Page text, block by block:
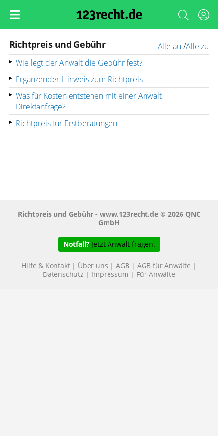
Richtpreis und Gebühr Alle auf/Alle zu
Wie legt der Anwalt die Gebühr fest?
Ergänzender Hinweis zum Richtpreis
Was für Kosten entstehen mit einer Anwalt
Direktanfrage?
Richtpreis für Erstberatungen
Richtpreis und Gebühr - www.123recht.de © 2026 QNC
GmbH
Notfall? Jetzt Anwalt fragen.
Hilfe & Kontakt | Über uns | AGB | AGB für Anwälte |
Datenschutz | Impressum | Für Anwälte